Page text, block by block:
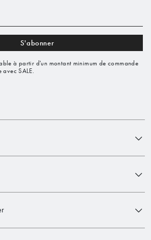
S'abonner
à partir d'un montant minimum de commande
SALE.